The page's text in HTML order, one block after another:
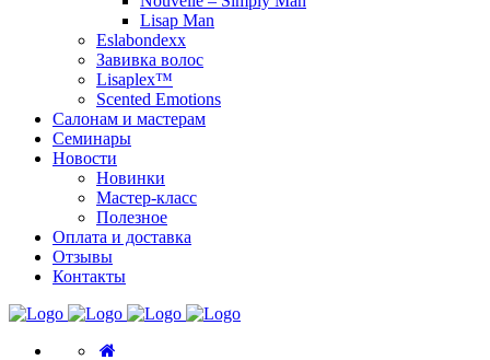
Lisap Man
Eslabondexx
Завивка волос
Lisaplex™
Scented Emotions
Салонам и мастерам
Семинары
Новости
Новинки
Мастер-класс
Полезное
Оплата и доставка
Отзывы
Контакты